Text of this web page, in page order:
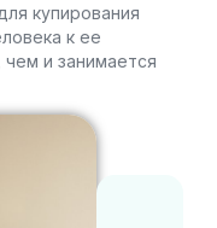
купирования
к ее
и занимается